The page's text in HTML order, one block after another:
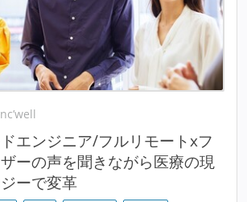
エンジニア/フルリモートxフ
ーの声を聞きながら医療の現
ーで変革